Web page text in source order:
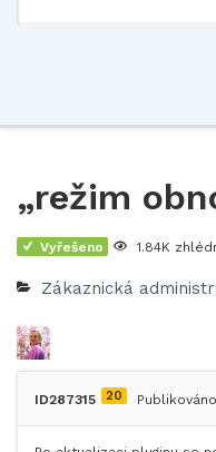
„režim
Vyřešeno 1.84K
Zákaznická
ID287315 20